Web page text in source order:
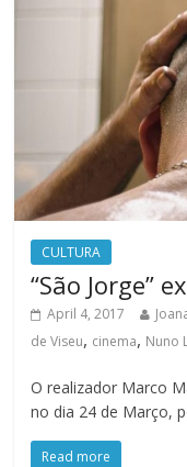
CULTURA
“São Jorge”
April 4, 2017
de Viseu, cinema, Nuno
O realizador Marco
no dia 24 de Março,
Read more